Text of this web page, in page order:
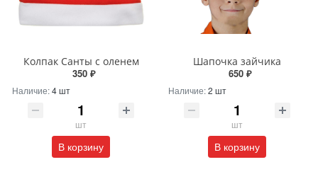
Колпак Санты с оленем
350 ₽
Наличие:4 шт
шт
В корзину
Шапочка зайчика
650 ₽
Наличие:2 шт
шт
В корзину